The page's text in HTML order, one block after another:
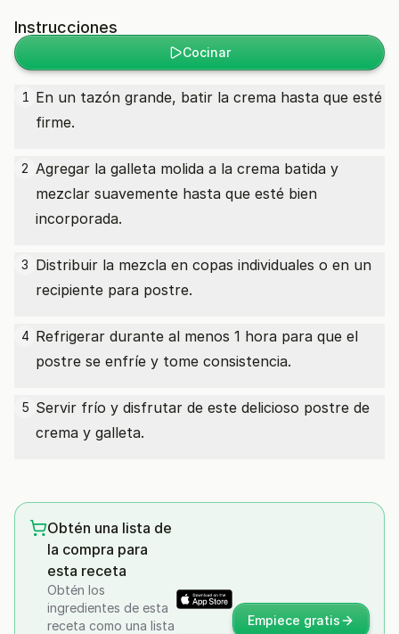
Instrucciones
Cocinar
1 En un tazón grande, batir la crema hasta que esté
firme.
2 Agregar la galleta molida a la crema batida y
mezclar suavemente hasta que esté bien
incorporada.
3 Distribuir la mezcla en copas individuales o en un
recipiente para postre.
4 Refrigerar durante al menos 1 hora para que el
postre se enfríe y tome consistencia.
5 Servir frío y disfrutar de este delicioso postre de
crema y galleta.
Obtén una lista de
la compra para
esta receta
Obtén los
ingredientes de esta
receta como una lista
Empiece gratis